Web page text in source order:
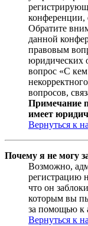
конференции,
Обратите
данной
правовым
юридических
вопрос «С
вопросов,
Примечание
имеет
Вернуться к
Почему я не могу
Возможно,
регистрацию
что он
которым вы
за помощью к
Вернуться к